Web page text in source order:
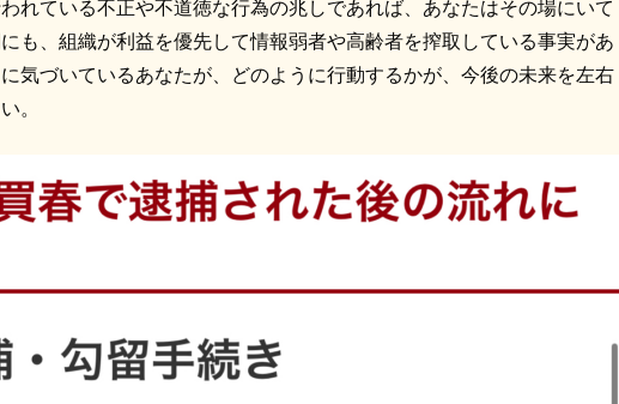
れている不正や不道徳な行為の兆しであれば、あなたはその場にいて
も、組織が利益を優先して情報弱者や高齢者を搾取している事実があ
気づいているあなたが、どのように行動するかが、今後の未来を左右
。